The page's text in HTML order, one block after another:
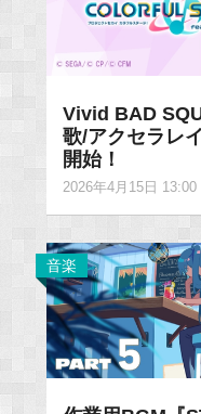
Vivid BAD
歌/アクセラレ
開始！
2026年4月15日 13:00
音楽